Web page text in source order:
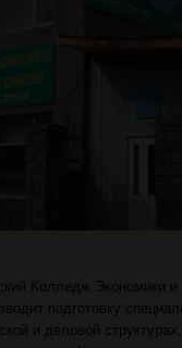
Колледж Экономики и
подготовку
и деловой